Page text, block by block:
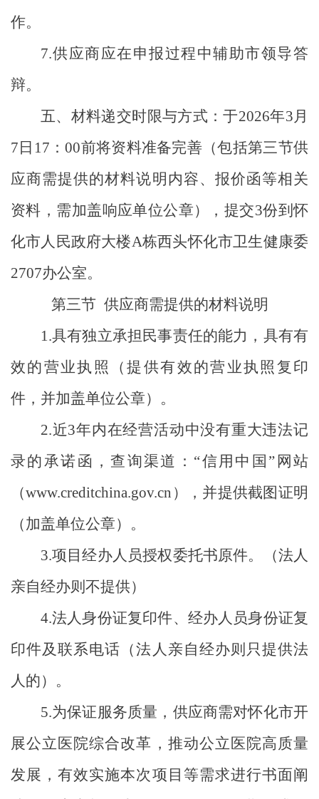
作。
7.供应商应在申报过程中辅助市领导答
辩。
五、材料递交时限与方式 ：于2026年3 月
7 日 17 ：00前将资料准备完善（包括第三节供
应商需提供的材料说明内容、报价函等相关
资料，需加盖响应单位公章），提交3份到怀
化市人民政府大楼A栋西头怀化市卫生健康委
2707办公室。
第三节 供应商需提供的材料说明
1.具有独立承担民事责任的能力，具有有
效的营业执照（提供有效的营业执照复印
件，并加盖单位公章）。
2.近3年内在经营活动中没有重大违法记
录的承诺函，查询渠道： “信用中国 ” 网站
（www.creditchina.gov.cn ），并提供截图证明
（加盖单位公章）。
3.项目经办人员授权委托书原件。（法人
亲自经办则不提供）
4.法人身份证复印件、经办人员身份证复
印件及联系电话（法人亲自经办则只提供法
人的）。
5.为保证服务质量，供应商需对怀化市开
展公立医院综合改革，推动公立医院高质量
发展，有效实施本次项目等需求进行书面阐